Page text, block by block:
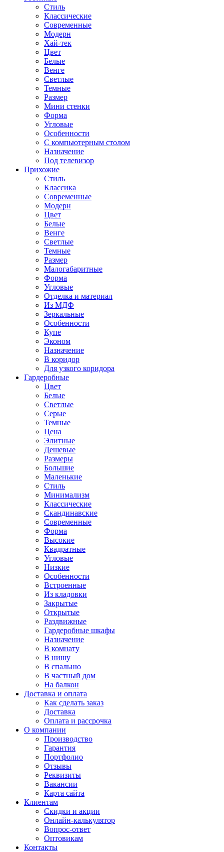
Стиль
Классические
Современные
Модерн
Хай-тек
Цвет
Белые
Венге
Светлые
Темные
Размер
Мини стенки
Форма
Угловые
Особенности
С компьютерным столом
Назначение
Под телевизор
Прихожие
Стиль
Классика
Современные
Модерн
Цвет
Белые
Венге
Светлые
Темные
Размер
Малогабаритные
Форма
Угловые
Отделка и материал
Из МДФ
Зеркальные
Особенности
Купе
Эконом
Назначение
В коридор
Для узкого коридора
Гардеробные
Цвет
Белые
Светлые
Серые
Темные
Цена
Элитные
Дешевые
Размеры
Большие
Маленькие
Стиль
Минимализм
Классические
Скандинавские
Современные
Форма
Высокие
Квадратные
Угловые
Низкие
Особенности
Встроенные
Из кладовки
Закрытые
Открытые
Раздвижные
Гардеробные шкафы
Назначение
В комнату
В нишу
В спальню
В частный дом
На балкон
Доставка и оплата
Как сделать заказ
Доставка
Оплата и рассрочка
О компании
Производство
Гарантия
Портфолио
Отзывы
Реквизиты
Вакансии
Карта сайта
Клиентам
Скидки и акции
Онлайн-калькулятор
Вопрос-ответ
Оптовикам
Контакты